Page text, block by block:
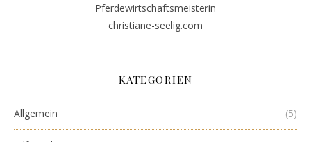
Pferdewirtschaftsmeisterin
christiane-seelig.com
KATEGORIEN
Allgemein (5)